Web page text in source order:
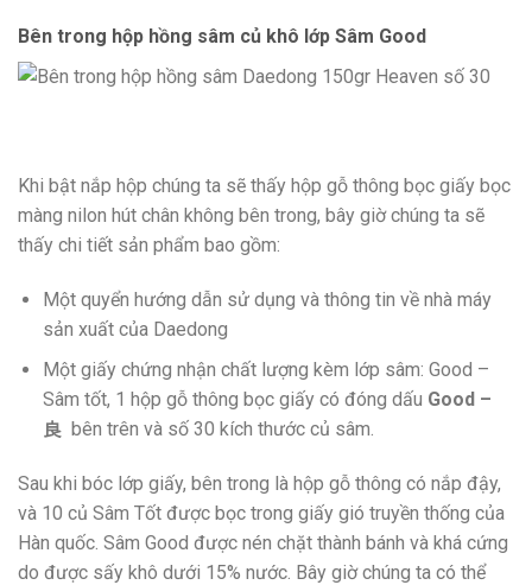
Bên trong hộp hồng sâm củ khô lớp Sâm Good
Khi bật nắp hộp chúng ta sẽ thấy hộp gỗ thông bọc giấy bọc
màng nilon hút chân không bên trong, bây giờ chúng ta sẽ
thấy chi tiết sản phẩm bao gồm:
Một quyển hướng dẫn sử dụng và thông tin về nhà máy
sản xuất của Daedong
Một giấy chứng nhận chất lượng kèm lớp sâm: Good –
Sâm tốt, 1 hộp gỗ thông bọc giấy có đóng dấu Good –
良 bên trên và số 30 kích thước củ sâm.
Sau khi bóc lớp giấy, bên trong là hộp gỗ thông có nắp đậy,
và 10 củ Sâm Tốt được bọc trong giấy gió truyền thống của
Hàn quốc. Sâm Good được nén chặt thành bánh và khá cứng
do được sấy khô dưới 15% nước. Bây giờ chúng ta có thể